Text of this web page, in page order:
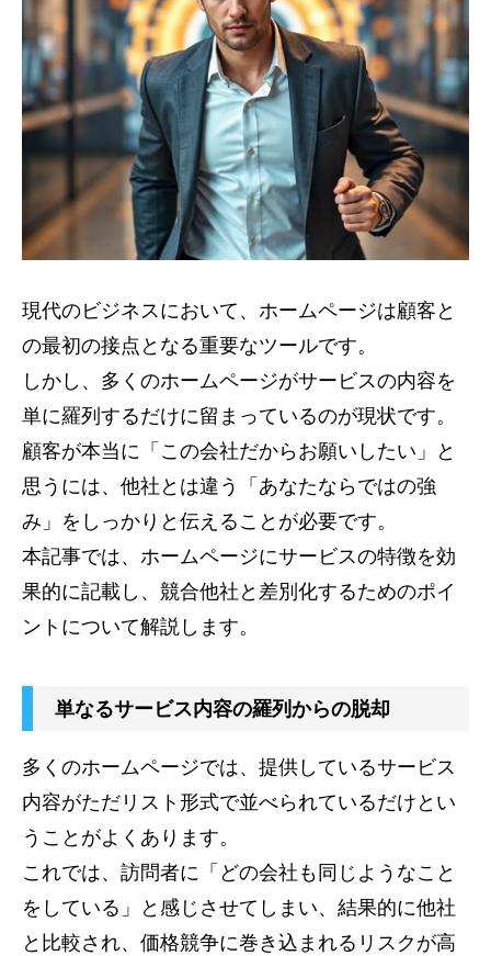
現代のビジネスにおいて、ホームページは顧客と
の最初の接点となる重要なツールです。
しかし、多くのホームページがサービスの内容を
単に羅列するだけに留まっているのが現状です。
顧客が本当に「この会社だからお願いしたい」と
思うには、他社とは違う「あなたならではの強
み」をしっかりと伝えることが必要です。
本記事では、ホームページにサービスの特徴を効
果的に記載し、競合他社と差別化するためのポイ
ントについて解説します。
単なるサービス内容の羅列からの脱却
多くのホームページでは、提供しているサービス
内容がただリスト形式で並べられているだけとい
うことがよくあります。
これでは、訪問者に「どの会社も同じようなこと
をしている」と感じさせてしまい、結果的に他社
と比較され、価格競争に巻き込まれるリスクが高